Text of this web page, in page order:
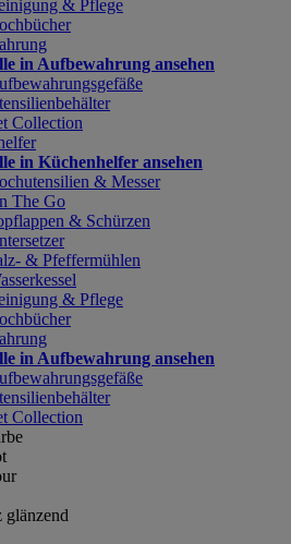
& Pflege
in Aufbewahrung ansehen
Collection
in Küchenhelfer ansehen
& Messer
The Go
& Schürzen
& Pfeffermühlen
& Pflege
in Aufbewahrung ansehen
Collection
glänzend